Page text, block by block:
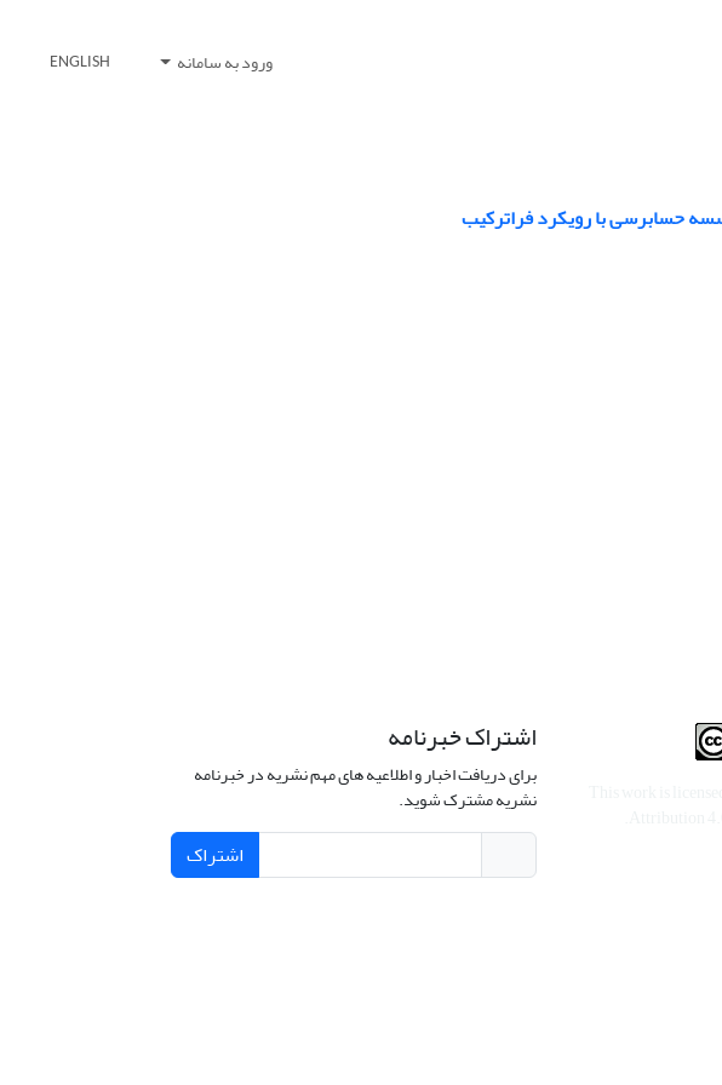
ورود به سامانه ENGLISH
حسابرسی با رویکرد فراترکیب
اشتراک خبرنامه
برای دریافت اخبار و اطلاعیه های مهم نشریه در خبرنامه
نشریه مشترک شوید.
اشتراک